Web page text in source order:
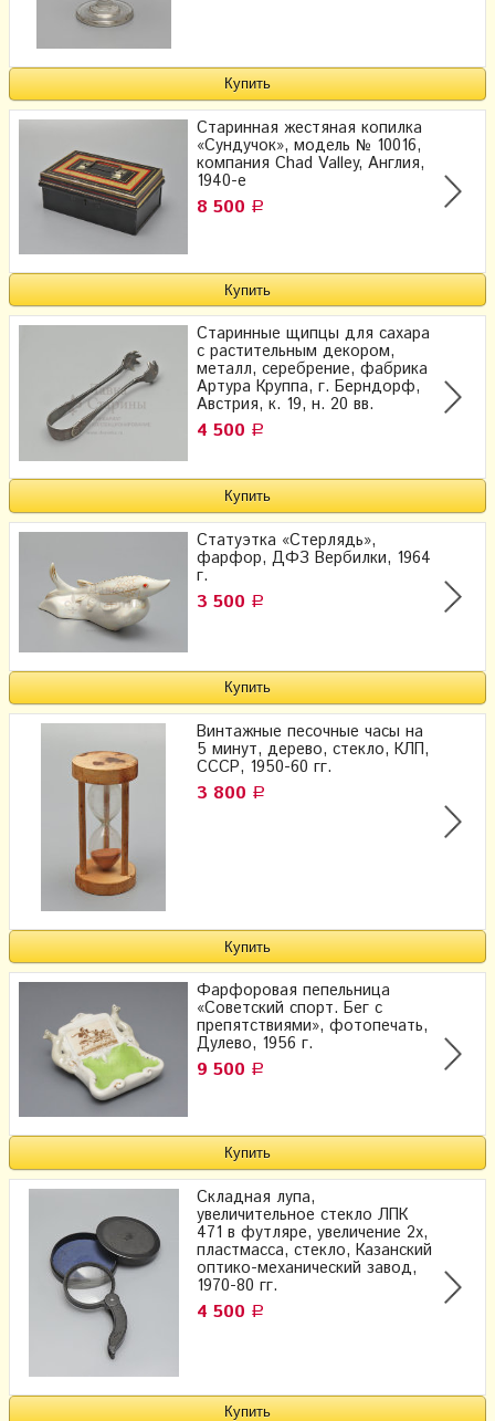
Старинная жестяная копилка
«Сундучок», модель № 10016​,
компания Chad Valley, Англия,
1940-е
8 500 Р
Старинные щипцы для сахара
с растительным декором,
металл, серебрение, фабрика
Артура Круппа, г. Берндорф,
Австрия, к. 19, н. 20 вв.
4 500 Р
Статуэтка «Стерлядь»,
фарфор, ДФЗ Вербилки, 1964
г.
3 500 Р
Винтажные песочные часы на
5 минут, дерево, стекло, КЛП,
СССР, 1950-60 гг.
3 800 Р
Фарфоровая пепельница
«Советский спорт. Бег с
препятствиями», фотопечать,
Дулево, 1956 г.
9 500 Р
Складная лупа,
увеличительное стекло ЛПК
471 в футляре, увеличение 2х,
пластмасса, стекло, Казанский
оптико-механический завод,
1970-80 гг.
4 500 Р